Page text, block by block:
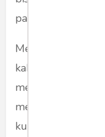
pariode Jokowi
Menjadi orang
kabinet (jadi kuda
menguntungkan
membangun citra
kudeta yang